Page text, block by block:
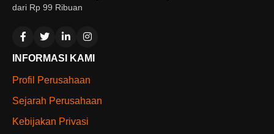
dari Rp 99 Ribuan
INFORMASI KAMI
Profil Perusahaan
Sejarah Perusahaan
Kebijakan Privasi